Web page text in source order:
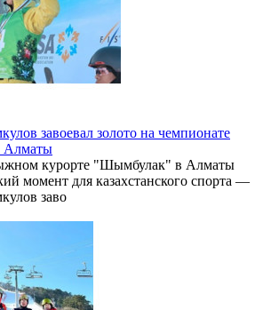
завоевал золото на чемпионате
Алматы
курорте "Шымбулак" в Алматы
момент для казахстанского спорта —
заво